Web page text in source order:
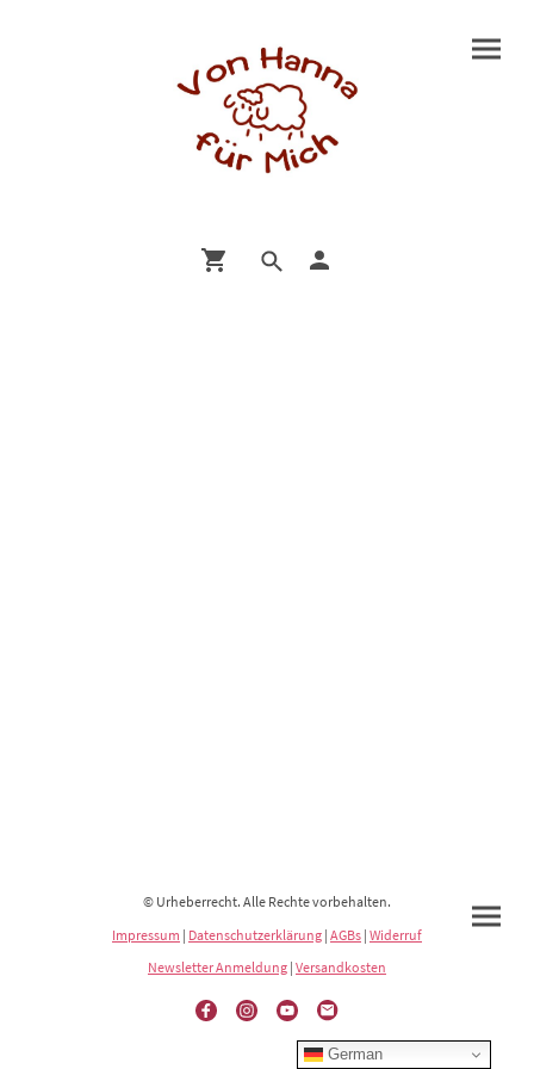
© Urheberrecht. Alle Rechte vorbehalten.
Impressum | Datenschutzerklärung | AGBs | Widerruf
Newsletter Anmeldung | Versandkosten
German